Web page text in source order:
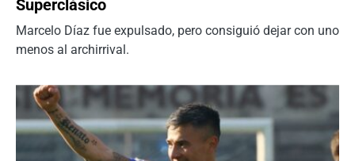
Superclásico
Marcelo Díaz fue expulsado, pero consiguió dejar con uno
menos al archirrival.